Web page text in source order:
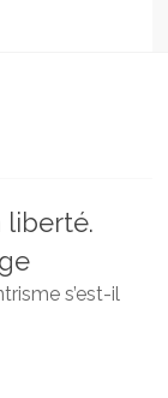
liberté.
s’est-il